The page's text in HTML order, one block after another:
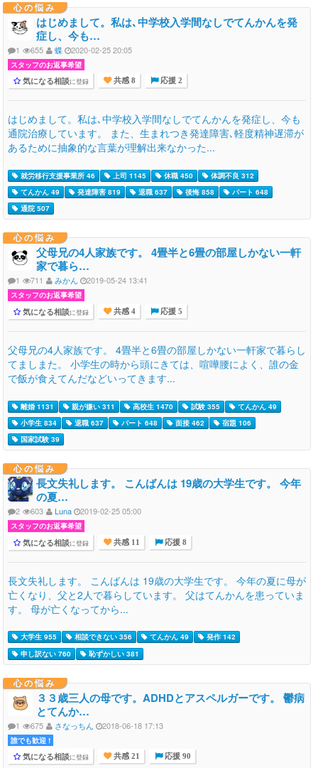
心の悩み
はじめまして。私は､中学校入学間なしでてんかんを発
症し、今も…
1 655 蝶 2020-02-25 20:05
スタッフのお返事希望
気になる相談に登録 共感 8 応援 2
はじめまして。私は､中学校入学間なしでてんかんを発症し、今も
通院治療しています。 また、生まれつき発達障害､軽度精神遅滞が
あるために抽象的な言葉が理解出来なかった...
就労移行支援事業所 46 上司 1145 休職 450
体調不良 312
てんかん 49
発達障害 819 退職 637 後悔 858
パート 648
通院 507
心の悩み
父母兄の4人家族です。 4畳半と6畳の部屋しかない一軒
家で暮ら…
1 711 みかん 2019-05-24 13:41
スタッフのお返事希望
気になる相談に登録 共感 4 応援 5
父母兄の4人家族です。 4畳半と6畳の部屋しかない一軒家で暮らし
てましまた。 小学生の時から頭にきては、喧嘩腰によく、誰の金
で飯が食えてんだなどいってきます...
離婚 1131 親が嫌い 311 高校生 1470 試験 355
てんかん 49
小学生 834
退職 637 パート 648 面接 462
宿題 106
国家試験 39
心の悩み
長文失礼します。 こんばんは 19歳の大学生です。 今年
の夏…
2 603 Luna 2019-02-25 05:00
スタッフのお返事希望
気になる相談に登録 共感 11 応援 8
長文失礼します。 こんばんは 19歳の大学生です。 今年の夏に母が
亡くなり、父と2人で暮らしています。 父はてんかんを患っていま
す。 母が亡くなってから...
大学生 955 相談できない 356 てんかん 49
発作 142
申し訳ない 760
恥ずかしい 381
心の悩み
３３歳三人の母です。ADHDとアスペルガーです。 鬱病
とてんか…
1 675 さなっちん 2018-06-18 17:13
誰でも歓迎 !
気になる相談に登録 共感 21 応援 90